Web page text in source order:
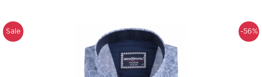
-56%
Sale